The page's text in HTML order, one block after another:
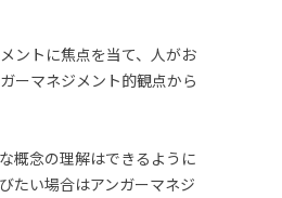
ントに焦点を当て、人がお
ーマネジメント的観点から
概念の理解はできるように
たい場合はアンガーマネジ